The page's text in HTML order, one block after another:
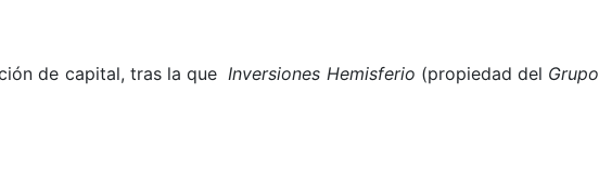
de capital, tras la queInversiones Hemisferio (propiedad del Grupo